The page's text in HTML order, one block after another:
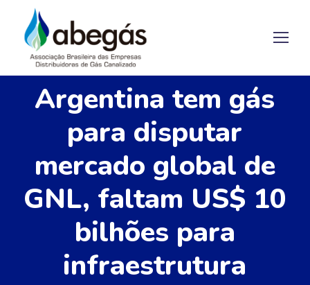
Argentina tem gás
para disputar
mercado global de
GNL, faltam US$ 10
bilhões para
infraestrutura